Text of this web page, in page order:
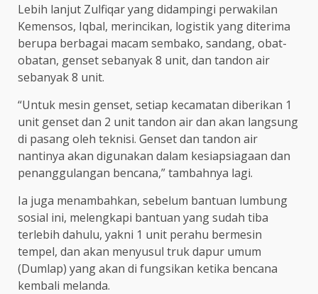
Lebih lanjut Zulfiqar yang didampingi perwakilan
Kemensos, Iqbal, merincikan, logistik yang diterima
berupa berbagai macam sembako, sandang, obat-
obatan, genset sebanyak 8 unit, dan tandon air
sebanyak 8 unit.
“Untuk mesin genset, setiap kecamatan diberikan 1
unit genset dan 2 unit tandon air dan akan langsung
di pasang oleh teknisi. Genset dan tandon air
nantinya akan digunakan dalam kesiapsiagaan dan
penanggulangan bencana,” tambahnya lagi.
Ia juga menambahkan, sebelum bantuan lumbung
sosial ini, melengkapi bantuan yang sudah tiba
terlebih dahulu, yakni 1 unit perahu bermesin
tempel, dan akan menyusul truk dapur umum
(Dumlap) yang akan di fungsikan ketika bencana
kembali melanda.